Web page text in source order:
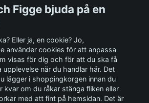
Figge bjuda på en
Eller ja, en cookie? Jo,
använder cookies för att anpassa
visas för dig och för att du ska få
upplevelse när du handlar här. Det
lägger i shoppingkorgen innan du
kvar om du råkar stänga fliken eller
med att fint på hemsidan. Det är